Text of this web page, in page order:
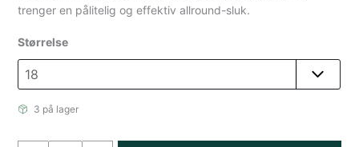
trenger en pålitelig og effektiv allround-sluk.
Størrelse
3 på lager